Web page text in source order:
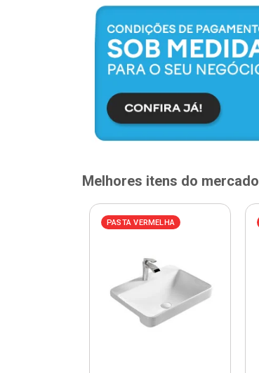
Melhores itens do mercado
PASTA VERMELHA